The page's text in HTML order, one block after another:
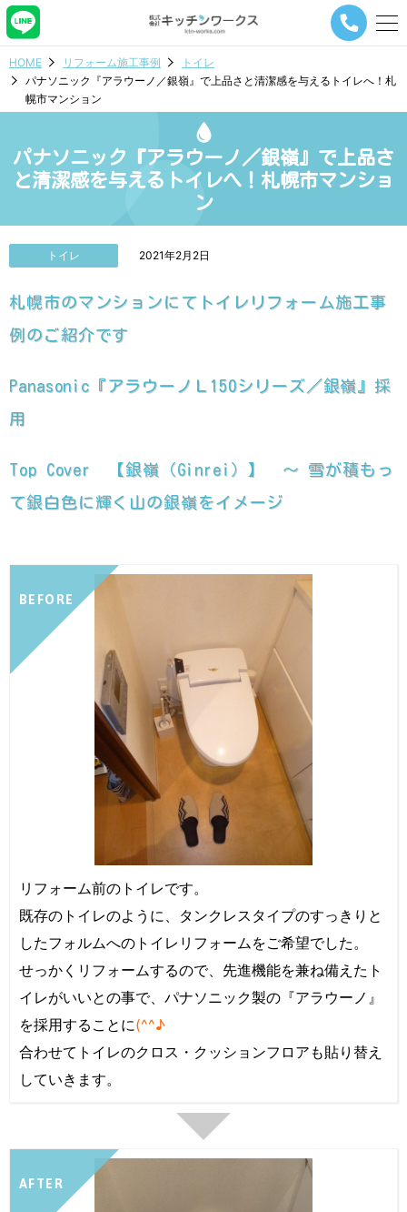
メ
ー
ビ
シ
ョ
タ
HOME リフォーム施工事例
トイレ
パナソニック『アラウーノ／銀嶺』で上品さと清潔感を与えるトイレへ！札
幌市マンション
パナソニック『アラウーノ／銀嶺』で上品さ
と清潔感を与えるトイレへ！札幌市マンショ
ン
トイレ 2021年2月2日
札幌市のマンションにてトイレリフォーム施工事
例のご紹介です
Panasonic『アラウーノＬ150シリーズ／銀嶺』採
用
Top Cover 【銀嶺（Ginrei）】 ～ 雪が積もっ
て銀白色に輝く山の銀嶺をイメージ
BEFORE
リフォーム前のトイレです。
既存のトイレのように、タンクレスタイプのすっきりと
したフォルムへのトイレリフォームをご希望でした。
せっかくリフォームするので、先進機能を兼ね備えたト
イレがいいとの事で、パナソニック製の『アラウーノ』
を採用することに(^^♪
合わせてトイレのクロス・クッションフロアも貼り替え
していきます。
AFTER